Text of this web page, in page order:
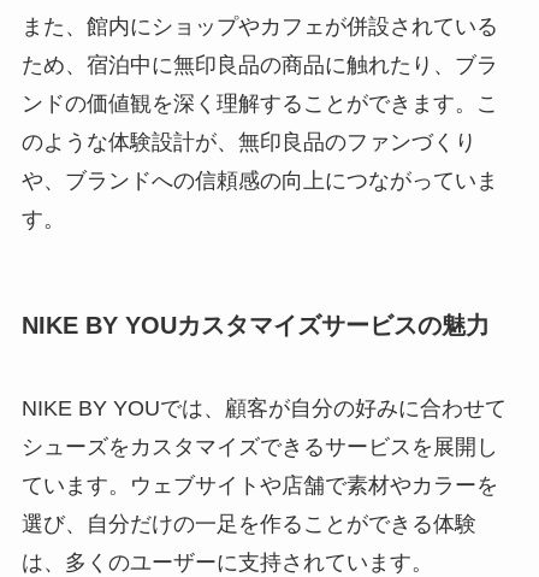
また、館内にショップやカフェが併設されている
ため、宿泊中に無印良品の商品に触れたり、ブラ
ンドの価値観を深く理解することができます。こ
のような体験設計が、無印良品のファンづくり
や、ブランドへの信頼感の向上につながっていま
す。
NIKE BY YOUカスタマイズサービスの魅力
NIKE BY YOUでは、顧客が自分の好みに合わせて
シューズをカスタマイズできるサービスを展開し
ています。ウェブサイトや店舗で素材やカラーを
選び、自分だけの一足を作ることができる体験
は、多くのユーザーに支持されています。